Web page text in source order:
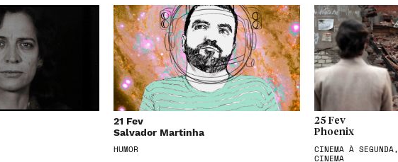
21 Fev
Salvador Martinha
HUMOR
25 Fev
Phoenix
CINEMA À SEGUNDA,
CINEMA